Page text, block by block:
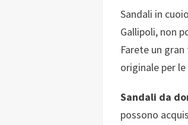
Sandali in
Gallipoli, non
Farete un
originale per
Sandali da
possono